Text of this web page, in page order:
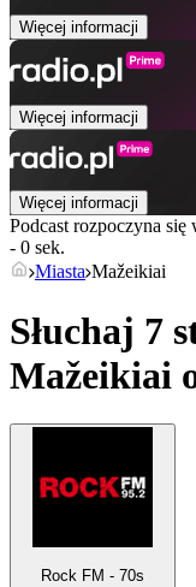
Więcej informacji
Więcej informacji
Więcej informacji
Podcast rozpoczyna się
- 0 sek.
Miasta Mažeikiai
Słuchaj 7
Mažeikiai
Rock FM - 70s